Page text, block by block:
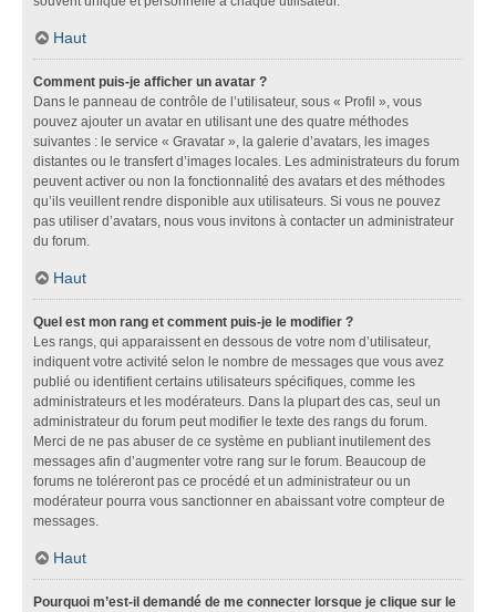
Haut
Comment puis-je afficher un avatar ?
Dans le panneau de contrôle de l’utilisateur, sous « Profil », vous
pouvez ajouter un avatar en utilisant une des quatre méthodes
suivantes : le service « Gravatar », la galerie d’avatars, les images
distantes ou le transfert d’images locales. Les administrateurs du forum
peuvent activer ou non la fonctionnalité des avatars et des méthodes
qu’ils veuillent rendre disponible aux utilisateurs. Si vous ne pouvez
pas utiliser d’avatars, nous vous invitons à contacter un administrateur
du forum.
Haut
Quel est mon rang et comment puis-je le modifier ?
Les rangs, qui apparaissent en dessous de votre nom d’utilisateur,
indiquent votre activité selon le nombre de messages que vous avez
publié ou identifient certains utilisateurs spécifiques, comme les
administrateurs et les modérateurs. Dans la plupart des cas, seul un
administrateur du forum peut modifier le texte des rangs du forum.
Merci de ne pas abuser de ce système en publiant inutilement des
messages afin d’augmenter votre rang sur le forum. Beaucoup de
forums ne toléreront pas ce procédé et un administrateur ou un
modérateur pourra vous sanctionner en abaissant votre compteur de
messages.
Haut
Pourquoi m’est-il demandé de me connecter lorsque je clique sur le